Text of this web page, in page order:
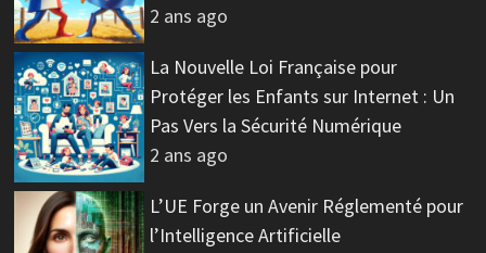
2 ans ago
La Nouvelle Loi Française pour
Protéger les Enfants sur Internet : Un
Pas Vers la Sécurité Numérique
2 ans ago
L’UE Forge un Avenir Réglementé pour
l’Intelligence Artificielle